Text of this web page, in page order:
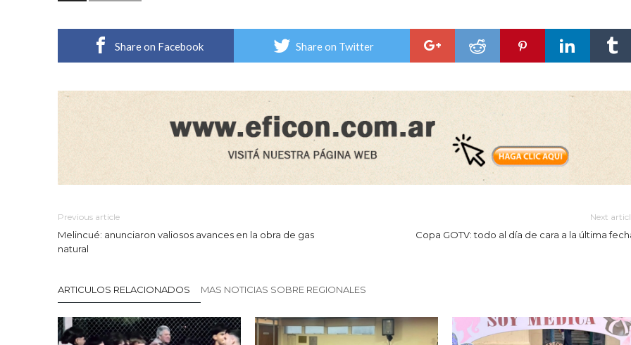
Share on Facebook Share on Twitter
Previous article
Melincué: anunciaron valiosos avances en la obra de gas
natural
Next
Copa GOTV: todo al día de cara a la última
ARTICULOS RELACIONADOS MAS NOTICIAS SOBRE REGIONALES